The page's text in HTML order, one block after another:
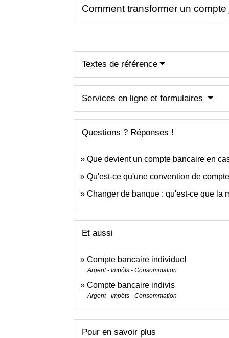
Comment transformer un
Textes de référence
Services en ligne et formulaires
Questions ? Réponses !
Que devient un compte bancaire en
Qu'est-ce qu'une convention de
Changer de banque : qu'est-ce que la
Et aussi
Compte bancaire individuel
Argent - Impôts - Consommation
Compte bancaire indivis
Argent - Impôts - Consommation
Pour en savoir plus